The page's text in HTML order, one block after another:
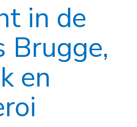
in de
Brugge,
en